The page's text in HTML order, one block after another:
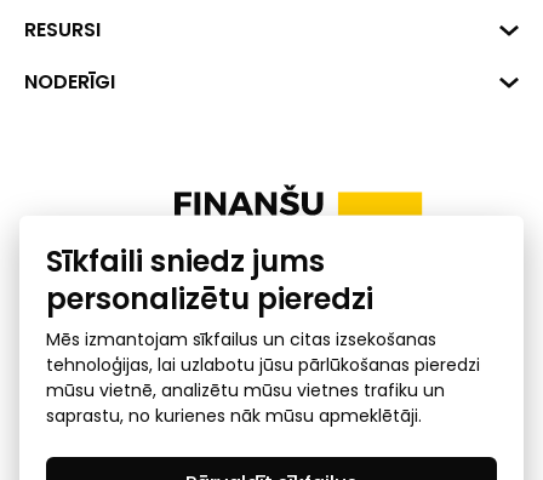
1045
+371 287 18175
Reģ. Nr. 40008002175
Banka: SEB Banka
RESURSI
Dati
Uzņēmumu kredītspējas kalkulators
NODERĪGI
Ombuds
Privātuma politika
GDPR subjekta piekļuves
Sīkfaili sniedz jums
personalizētu pieredzi
Mēs izmantojam sīkfailus un citas izsekošanas
tehnoloģijas, lai uzlabotu jūsu pārlūkošanas pieredzi
mūsu vietnē, analizētu mūsu vietnes trafiku un
saprastu, no kurienes nāk mūsu apmeklētāji.